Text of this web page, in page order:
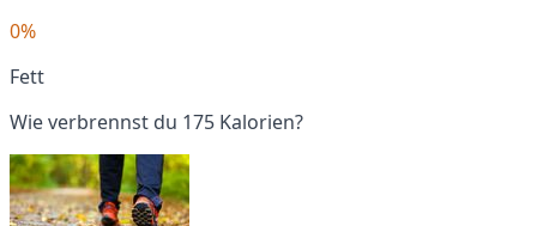
0%
Fett
Wie verbrennst du 175 Kalorien?